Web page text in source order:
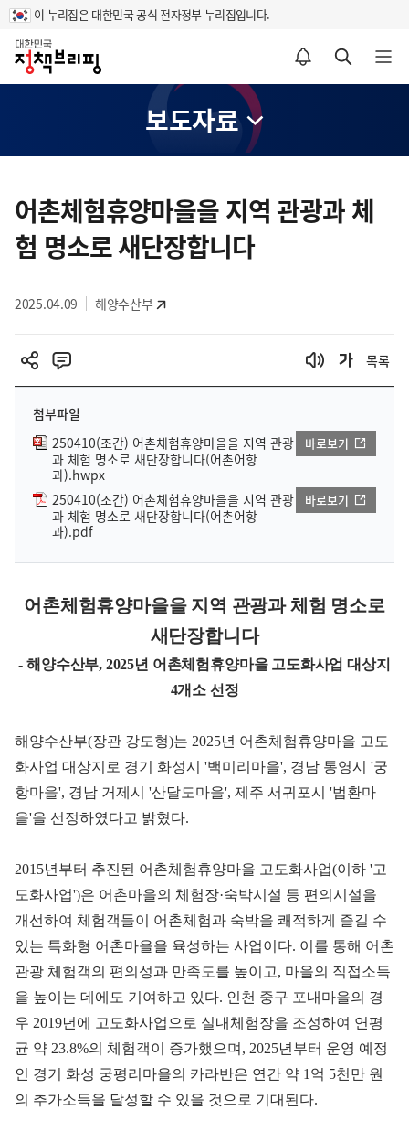
이 누리집은 대한민국 공식 전자정부 누리집입니다.
홈
알림설정 바로가기 검색 바로가기 메뉴 열기
보도자료
텐
츠
영
어촌체험휴양마을을 지역 관광과 체
험 명소로 새단장합니다
2025.04.09 해양수산부
목록
첨부파일
250410(조간) 어촌체험휴양마을을 지역 관광
과 체험 명소로 새단장합니다(어촌어항
과).hwpx
바로보기
250410(조간) 어촌체험휴양마을을 지역 관광
과 체험 명소로 새단장합니다(어촌어항
과).pdf
바로보기
어촌체험휴양마을을 지역 관광과 체험 명소로
새단장합니다
- 해양수산부, 2025년 어촌체험휴양마을 고도화사업 대상지
4개소 선정
해양수산부(장관 강도형)는 2025년 어촌체험휴양마을 고도
화사업 대상지로 경기 화성시 '백미리마을', 경남 통영시 '궁
항마을', 경남 거제시 '산달도마을', 제주 서귀포시 '법환마
을'을 선정하였다고 밝혔다.
2015년부터 추진된 어촌체험휴양마을 고도화사업(이하 '고
도화사업')은 어촌마을의 체험장·숙박시설 등 편의시설을
개선하여 체험객들이 어촌체험과 숙박을 쾌적하게 즐길 수
있는 특화형 어촌마을을 육성하는 사업이다. 이를 통해 어촌
관광 체험객의 편의성과 만족도를 높이고, 마을의 직접소득
을 높이는 데에도 기여하고 있다. 인천 중구 포내마을의 경
우 2019년에 고도화사업으로 실내체험장을 조성하여 연평
균 약 23.8%의 체험객이 증가했으며, 2025년부터 운영 예정
인 경기 화성 궁평리마을의 카라반은 연간 약 1억 5천만 원
의 추가소득을 달성할 수 있을 것으로 기대된다.